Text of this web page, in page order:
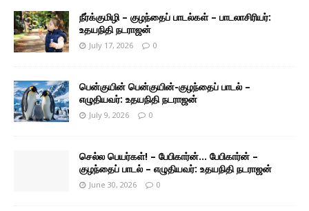
நீர்க்குமிழி – குழந்தைப் பாடல்கள் – பாடலாசிரியர்:
உதயநிதி நடராஜன்
July 17, 2026 0
பென்குயின் பென்குயின்-குழந்தைப் பாடல் –
எழுதியவர்: உதயநிதி நடராஜன்
July 9, 2026 0
செல்ல பெயர்கள்! – பேபிகார்ன்… பேபிகார்ன் –
குழந்தைப் பாடல் – எழுதியவர்: உதயநிதி நடராஜன்
June 30, 2026 0